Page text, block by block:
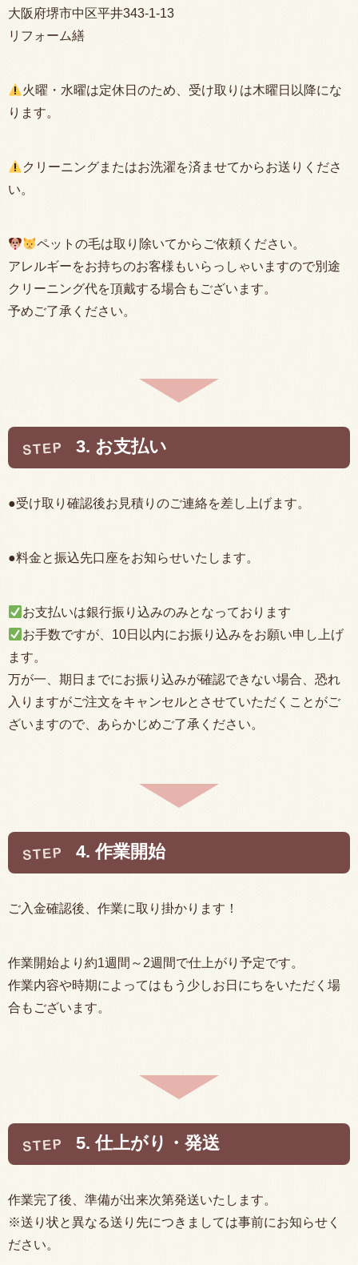
大阪府堺市中区平井343-1-13
リフォーム繕
火曜・水曜は定休日のため、受け取りは木曜日以降にな
ります。
クリーニングまたはお洗濯を済ませてからお送りくださ
い。
ペットの毛は取り除いてからご依頼ください。
アレルギーをお持ちのお客様もいらっしゃいますので別途
クリーニング代を頂戴する場合もございます。
予めご了承ください。
3. お支払い
●受け取り確認後お見積りのご連絡を差し上げます。
●料金と振込先口座をお知らせいたします。
お支払いは銀行振り込みのみとなっております
お手数ですが、10日以内にお振り込みをお願い申し上げ
ます。
万が一、期日までにお振り込みが確認できない場合、恐れ
入りますがご注文をキャンセルとさせていただくことがご
ざいますので、あらかじめご了承ください。
4. 作業開始
ご入金確認後、作業に取り掛かります！
作業開始より約1週間～2週間で仕上がり予定です。
作業内容や時期によってはもう少しお日にちをいただく場
合もございます。
5. 仕上がり・発送
作業完了後、準備が出来次第発送いたします。
※送り状と異なる送り先につきましては事前にお知らせく
ださい。